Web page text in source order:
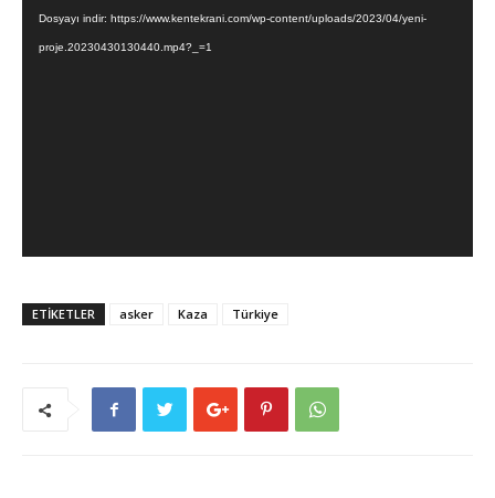
Dosyayı indir: https://www.kentekrani.com/wp-content/uploads/2023/04/yeni-
proje.20230430130440.mp4?_=1
ETİKETLER asker Kaza Türkiye